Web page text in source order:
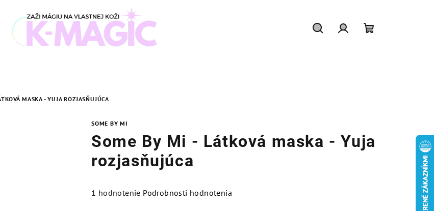
MASKA - YUJA ROZJASŇUJÚCA
SOME BY MI
Some By Mi - Látková maska - Yuja
rozjasňujúca
Priemerné
1 hodnotenie Podrobnosti hodnotenia